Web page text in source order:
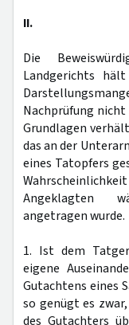
II.
Die
Landgerichts
Nachprüfung
Grundlagen
das an der
eines Tatopfers
Angeklagten
angetragen wurde.
1. Ist dem
eigene
Gutachtens eines
so genügt es
des Gutachters